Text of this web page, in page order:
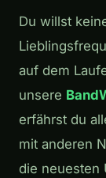
Du willst
auf dem
unsere
erfährst du
mit anderen
die neuesten